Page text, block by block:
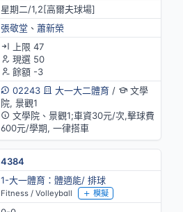
星期二/1,2[高爾夫球場]
張敬堂 、 蕭新榮
上限 47
現選 50
餘額 -3
02243
大一大二體育/
文學
院, 景觀1
文學院、景觀1;車資30元/次,擊球費
600元/學期, 一律搭車
4384
1-大一體育：體適能/ 排球
Fitness / Volleyball 模擬